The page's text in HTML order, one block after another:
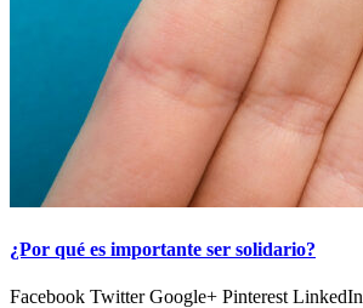
¿Por qué es importante ser solidario?
Facebook Twitter Google+ Pinterest LinkedIn